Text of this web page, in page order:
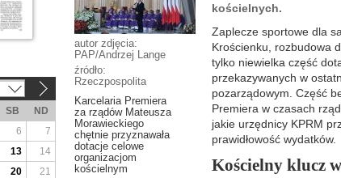
autor zdjęcia:
PAP/Andrzej Lange
źródło:
Rzeczpospolita
Karcelaria Premiera
za rządów Mateusza
Morawieckiego
chętnie przyznawała
dotacje celowe
organizacjom
kościelnym
kościelnych.
Zaplecze sportowe dla
Krościenku, rozbudowa
tylko niewielka część
przekazywanych w
pozarządowym. Część
Premiera w czasach
jakie urzędnicy KPRM
prawidłowość wydatków.
Kościelny klucz
SB
ND
6
7
13
14
20
21